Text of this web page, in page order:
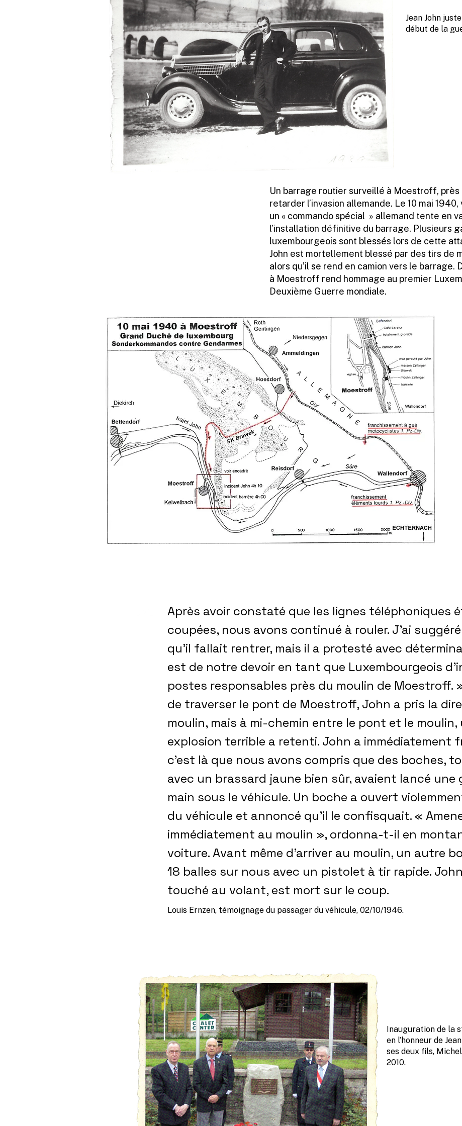
Jean John
début de la
Un barrage routier surveillé à Moestroff, près
retarder l’invasion allemande. Le 10 mai
un « commando spécial » allemand tente en
l’installation définitive du barrage. Plusieurs
luxembourgeois sont blessés lors de cette
John est mortellement blessé par des tirs de
alors qu’il se rend en camion vers le barrage.
à Moestroff rend hommage au premier
Deuxième Guerre mondiale.
Après avoir constaté que les lignes téléphoniques
coupées, nous avons continué à rouler. J’ai
qu’il fallait rentrer, mais il a protesté avec
est de notre devoir en tant que Luxembourgeois
postes responsables près du moulin de Moestroff.
de traverser le pont de Moestroff, John a pris la
moulin, mais à mi-chemin entre le pont et le moulin,
explosion terrible a retenti. John a immédiatement
c’est là que nous avons compris que des boches,
avec un brassard jaune bien sûr, avaient lancé une
main sous le véhicule. Un boche a ouvert
du véhicule et annoncé qu’il le confisquait. «
immédiatement au moulin », ordonna-t-il en
voiture. Avant même d’arriver au moulin, un autre
18 balles sur nous avec un pistolet à tir rapide.
touché au volant, est mort sur le coup.
Louis Ernzen, témoignage du passager du véhicule, 02/10/1946.
Inauguration de la
en l’honneur de
ses deux fils,
2010.